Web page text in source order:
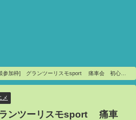
談参加枠] グランツーリスモsport 痛車会 初心者
メ
ンツーリスモsport 痛車